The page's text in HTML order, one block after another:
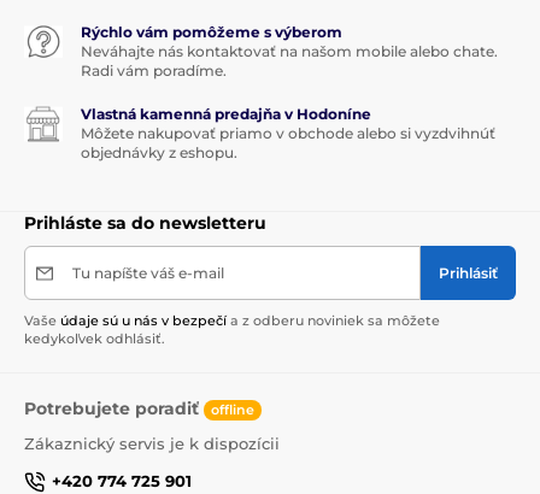
Rýchlo vám pomôžeme s výberom
Neváhajte nás kontaktovať na našom mobile alebo chate.
Radi vám poradíme.
Vlastná kamenná predajňa v Hodoníne
Môžete nakupovať priamo v obchode alebo si vyzdvihnúť
objednávky z eshopu.
Prihláste sa do newsletteru
Tu napíšte váš e-mail Prihlásiť
Vaše údaje sú u nás v bezpečí a z odberu noviniek sa môžete
kedykoľvek odhlásiť.
Potrebujete poradiť offline
Zákaznický servis je k dispozícii
+420 774 725 901